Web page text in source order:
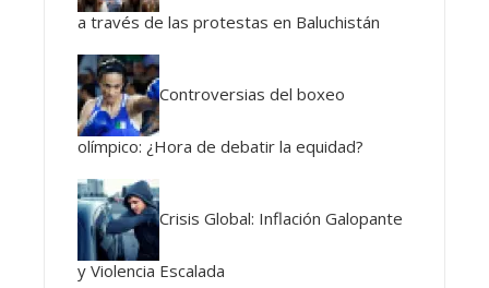
a través de las protestas en Baluchistán
Controversias del boxeo
olímpico: ¿Hora de debatir la equidad?
Crisis Global: Inflación Galopante
y Violencia Escalada